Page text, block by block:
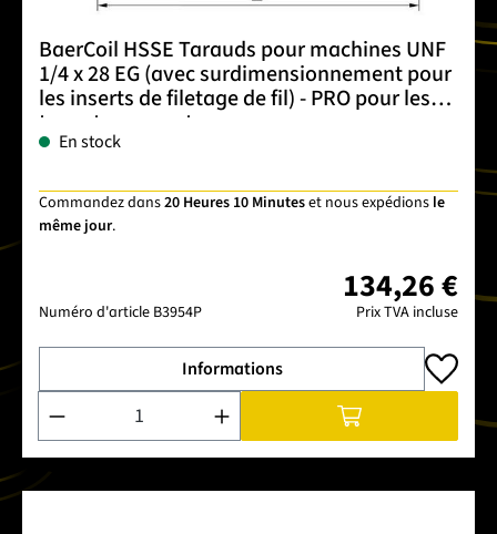
BaerCoil HSSE Tarauds pour machines UNF
1/4 x 28 EG (avec surdimensionnement pour
les inserts de filetage de fil) - PRO pour les
trous traversants
En stock
Commandez dans20 Heures 10 Minuteset nous expédions le
même jour.
Numéro d'article B3954P
134,26 €
Prix TVA incluse
Informations
Quantité de produit : Entrez la quantité souhaitée ou